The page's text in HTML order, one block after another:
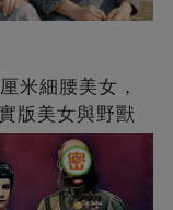
米細腰美女，
版美女與野獸